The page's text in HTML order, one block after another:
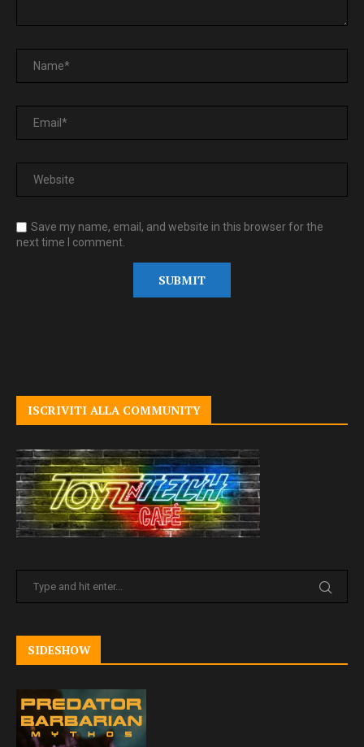
Save my name, email, and website in this browser for the
next time I comment.
ISCRIVITI ALLA COMMUNITY
SIDESHOW